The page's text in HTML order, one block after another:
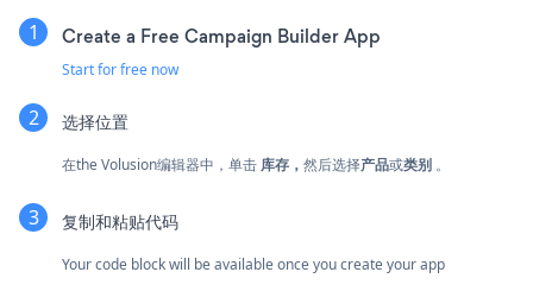
Create a Free Campaign Builder App
Start for free now
选择位置
在the Volusion编辑器中，单击 库存， 然后选择产品或类别 。
复制和粘贴代码
Your code block will be available once you create your app